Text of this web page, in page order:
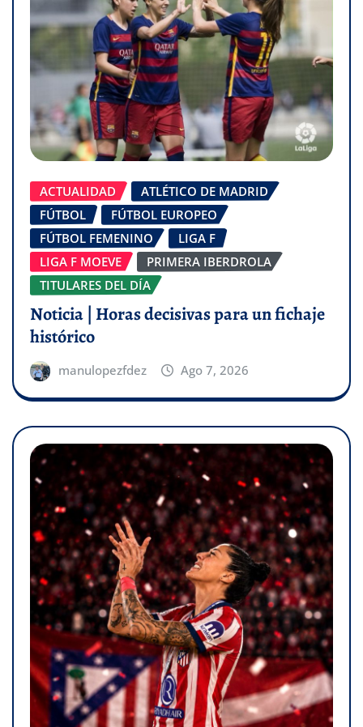
ACTUALIDAD
ATLÉTICO DE MADRID
FÚTBOL
FÚTBOL EUROPEO
FÚTBOL FEMENINO
LIGA F
LIGA F MOEVE
PRIMERA IBERDROLA
TITULARES DEL DÍA
Noticia | Horas decisivas para un fichaje
histórico
manulopezfdez Ago 7, 2026